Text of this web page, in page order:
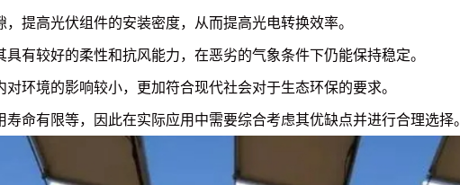
提高光伏组件的安装密度，从而提高光电转换效率。
有较好的柔性和抗风能力，在恶劣的气象条件下仍能保持稳定。
环境的影响较小，更加符合现代社会对于生态环保的要求。
命有限等，因此在实际应用中需要综合考虑其优缺点并进行合理选择。